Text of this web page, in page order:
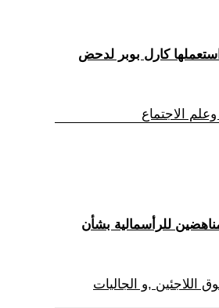
كارل بوبر لدحض
الاجتماع
للرأسمالية بشأن
اللاجئين ,و الجاليات